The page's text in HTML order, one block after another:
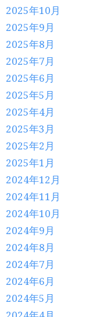
2025年10月
2025年9月
2025年8月
2025年7月
2025年6月
2025年5月
2025年4月
2025年3月
2025年2月
2025年1月
2024年12月
2024年11月
2024年10月
2024年9月
2024年8月
2024年7月
2024年6月
2024年5月